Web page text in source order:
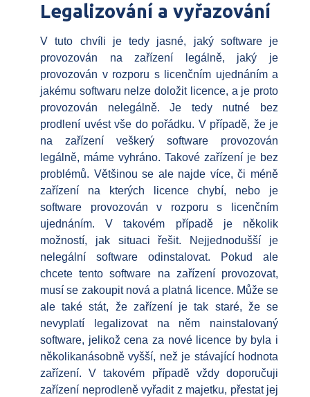
Legalizování a vyřazování
V tuto chvíli je tedy jasné, jaký software je
provozován na zařízení legálně, jaký je
provozován v rozporu s licenčním ujednáním a
jakému softwaru nelze doložit licence, a je proto
provozován nelegálně. Je tedy nutné bez
prodlení uvést vše do pořádku. V případě, že je
na zařízení veškerý software provozován
legálně, máme vyhráno. Takové zařízení je bez
problémů. Většinou se ale najde více, či méně
zařízení na kterých licence chybí, nebo je
software provozován v rozporu s licenčním
ujednáním. V takovém případě je několik
možností, jak situaci řešit. Nejjednodušší je
nelegální software odinstalovat. Pokud ale
chcete tento software na zařízení provozovat,
musí se zakoupit nová a platná licence. Může se
ale také stát, že zařízení je tak staré, že se
nevyplatí legalizovat na něm nainstalovaný
software, jelikož cena za nové licence by byla i
několikanásobně vyšší, než je stávající hodnota
zařízení. V takovém případě vždy doporučuji
zařízení neprodleně vyřadit z majetku, přestat jej